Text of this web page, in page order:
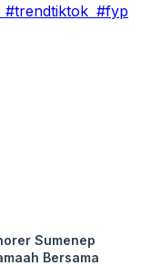
#fyp
Sumenep
Bersama